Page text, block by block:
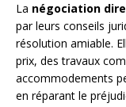
La négociation
par leurs conseils
résolution amiable.
prix, des travaux
accommodements
en réparant le